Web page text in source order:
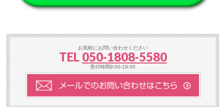
お気軽にお問い合わせください
TEL 050-1808-5580
受付時間9:00-19:00